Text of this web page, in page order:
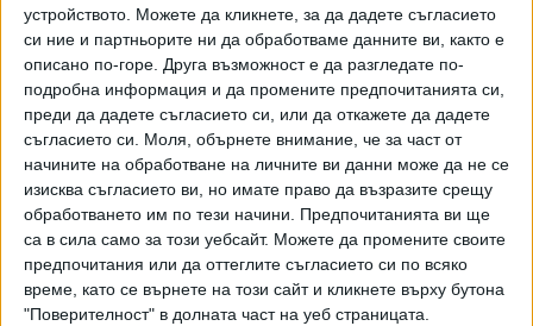
устройството. Можете да кликнете, за да дадете съгласието
си ние и партньорите ни да обработваме данните ви, както е
описано по-горе. Друга възможност е да разгледате по-
подробна информация и да промените предпочитанията си,
преди да дадете съгласието си, или да откажете да дадете
съгласието си.
Моля, обърнете внимание, че за част от
начините на обработване на личните ви данни може да не се
изисква съгласието ви, но имате право да възразите срещу
обработването им по тези начини. Предпочитанията ви ще
са в сила само за този уебсайт. Можете да промените своите
предпочитания или да оттеглите съгласието си по всяко
време, като се върнете на този сайт и кликнете върху бутона
"Поверителност" в долната част на уеб страницата.
Хавайската Богородица заплака с фентанилови сълзи
Видео Разгледай всички